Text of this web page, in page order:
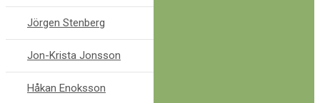
Jörgen Stenberg
Jon-Krista Jonsson
Håkan Enoksson